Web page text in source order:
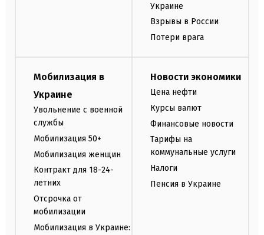
Украине
Взрывы в России
Потери врага
Мобилизация в
Украине
Увольнение с военной
службы
Мобилизация 50+
Мобилизация женщин
Контракт для 18-24-
летних
Отсрочка от
мобилизации
Мобилизация в Украине:
Новости экономики
Цена нефти
Курсы валют
Финансовые новости
Тарифы на
коммунальные услуги
Налоги
Пенсия в Украине